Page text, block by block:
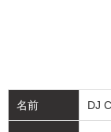
名前 DJ